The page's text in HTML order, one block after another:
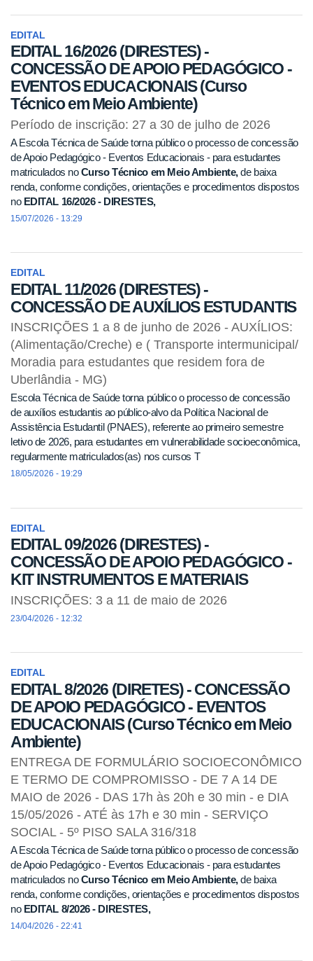
EDITAL
EDITAL 16/2026 (DIRESTES) -
CONCESSÃO DE APOIO PEDAGÓGICO -
EVENTOS EDUCACIONAIS (Curso
Técnico em Meio Ambiente)
Período de inscrição: 27 a 30 de julho de 2026
A Escola Técnica de Saúde torna público o processo de concessão
de Apoio Pedagógico - Eventos Educacionais - para estudantes
matriculados noCurso Técnico em Meio Ambiente,de baixa
renda, conforme condições, orientações e procedimentos dispostos
no EDITAL 16/2026 - DIRESTES,
15/07/2026 - 13:29
EDITAL
EDITAL 11/2026 (DIRESTES) -
CONCESSÃO DE AUXÍLIOS ESTUDANTIS
INSCRIÇÕES 1 a 8 de junho de 2026 - AUXÍLIOS:
(Alimentação/Creche) e ( Transporte intermunicipal/
Moradia para estudantes que residem fora de
Uberlândia - MG)
Escola Técnica de Saúde torna público o processo de concessão
de auxílios estudantis ao público-alvo da Política Nacional de
Assistência Estudantil (PNAES), referente ao primeiro semestre
letivo de 2026, para estudantes em vulnerabilidade socioeconômica,
regularmente matriculados(as) nos cursos T
18/05/2026 - 19:29
EDITAL
EDITAL 09/2026 (DIRESTES) -
CONCESSÃO DE APOIO PEDAGÓGICO -
KIT INSTRUMENTOS E MATERIAIS
INSCRIÇÕES: 3 a 11 de maio de 2026
23/04/2026 - 12:32
EDITAL
EDITAL 8/2026 (DIRETES) - CONCESSÃO
DE APOIO PEDAGÓGICO - EVENTOS
EDUCACIONAIS (Curso Técnico em Meio
Ambiente)
ENTREGA DE FORMULÁRIO SOCIOECONÔMICO
E TERMO DE COMPROMISSO - DE 7 A 14 DE
MAIO de 2026 - DAS 17h às 20h e 30 min - e DIA
15/05/2026 - ATÉ às 17h e 30 min - SERVIÇO
SOCIAL - 5º PISO SALA 316/318
A Escola Técnica de Saúde torna público o processo de concessão
de Apoio Pedagógico - Eventos Educacionais - para estudantes
matriculados noCurso Técnico em Meio Ambiente,de baixa
renda, conforme condições, orientações e procedimentos dispostos
no EDITAL 8/2026 - DIRESTES,
14/04/2026 - 22:41